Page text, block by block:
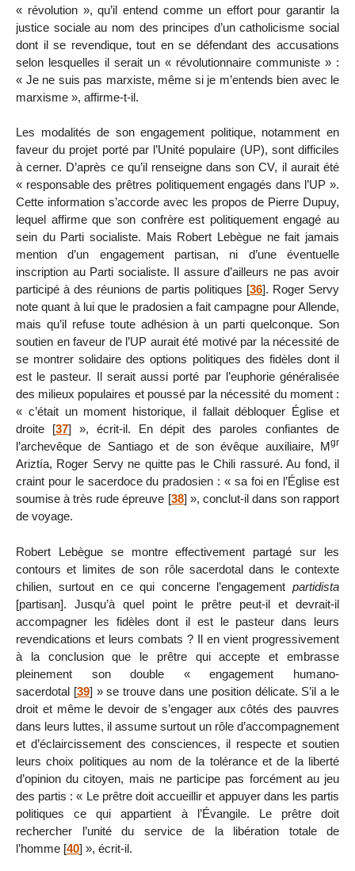
« révolution », qu’il entend comme un effort pour garantir la
justice sociale au nom des principes d’un catholicisme social
dont il se revendique, tout en se défendant des accusations
selon lesquelles il serait un « révolutionnaire communiste » :
« Je ne suis pas marxiste, même si je m’entends bien avec le
marxisme », affirme-t-il.
Les modalités de son engagement politique, notamment en
faveur du projet porté par l’Unité populaire (UP), sont difficiles
à cerner. D’après ce qu’il renseigne dans son CV, il aurait été
« responsable des prêtres politiquement engagés dans l’UP ».
Cette information s’accorde avec les propos de Pierre Dupuy,
lequel affirme que son confrère est politiquement engagé au
sein du Parti socialiste. Mais Robert Lebègue ne fait jamais
mention d’un engagement partisan, ni d’une éventuelle
inscription au Parti socialiste. Il assure d’ailleurs ne pas avoir
participé à des réunions de partis politiques [36]. Roger Servy
note quant à lui que le pradosien a fait campagne pour Allende,
mais qu’il refuse toute adhésion à un parti quelconque. Son
soutien en faveur de l’UP aurait été motivé par la nécessité de
se montrer solidaire des options politiques des fidèles dont il
est le pasteur. Il serait aussi porté par l’euphorie généralisée
des milieux populaires et poussé par la nécessité du moment :
« c’était un moment historique, il fallait débloquer Église et
droite [37] », écrit-il. En dépit des paroles confiantes de
l’archevêque de Santiago et de son évêque auxiliaire, Mgr
Ariztía, Roger Servy ne quitte pas le Chili rassuré. Au fond, il
craint pour le sacerdoce du pradosien : « sa foi en l’Église est
soumise à très rude épreuve [38] », conclut-il dans son rapport
de voyage.
Robert Lebègue se montre effectivement partagé sur les
contours et limites de son rôle sacerdotal dans le contexte
chilien, surtout en ce qui concerne l’engagement partidista
[partisan]. Jusqu’à quel point le prêtre peut-il et devrait-il
accompagner les fidèles dont il est le pasteur dans leurs
revendications et leurs combats ? Il en vient progressivement
à la conclusion que le prêtre qui accepte et embrasse
pleinement son double « engagement humano-
sacerdotal [39] » se trouve dans une position délicate. S’il a le
droit et même le devoir de s’engager aux côtés des pauvres
dans leurs luttes, il assume surtout un rôle d’accompagnement
et d’éclaircissement des consciences, il respecte et soutien
leurs choix politiques au nom de la tolérance et de la liberté
d’opinion du citoyen, mais ne participe pas forcément au jeu
des partis : « Le prêtre doit accueillir et appuyer dans les partis
politiques ce qui appartient à l’Évangile. Le prêtre doit
rechercher l’unité du service de la libération totale de
l’homme [40] », écrit-il.